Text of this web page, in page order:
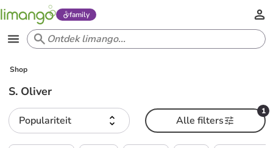
family
Shop
S. Oliver
Populariteit
1
Alle filters